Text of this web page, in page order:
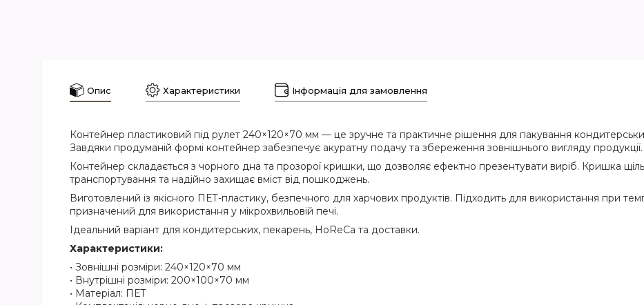
Опис Характеристики Інформація для замовлення
Контейнер пластиковий під рулет 240×120×70 мм — це зручне та практичне рішення для пакування кондитерських
Завдяки продуманій формі контейнер забезпечує акуратну подачу та збереження зовнішнього вигляду продукції.
Контейнер складається з чорного дна та прозорої кришки, що дозволяє ефектно презентувати виріб. Кришка
транспортування та надійно захищає вміст від пошкоджень.
Виготовлений із якісного ПЕТ-пластику, безпечного для харчових продуктів. Підходить для використання при
призначений для використання у мікрохвильовій печі.
Ідеальний варіант для кондитерських, пекарень, HoReCa та доставки.
Характеристики:
• Зовнішні розміри: 240×120×70 мм
• Внутрішні розміри: 200×100×70 мм
• Матеріал: ПЕТ